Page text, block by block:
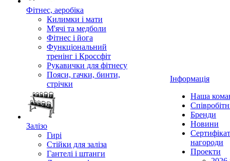
Фітнес, аеробіка
Килимки і мати
М'ячі та медболи
Фітнес і йога
Функціональний
тренінг і Кроссфіт
Рукавички для фітнесу
Пояси, гачки, бинти,
стрічки
Залізо
Гирі
Стійки для заліза
Гантелі і штанги
Інформація
Наша
Бренди
Новини
нагороди
Проекти